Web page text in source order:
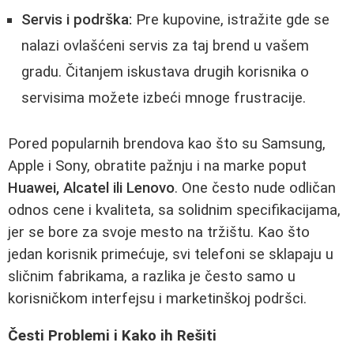
Servis i podrška: Pre kupovine, istražite gde se
nalazi ovlašćeni servis za taj brend u vašem
gradu. Čitanjem iskustava drugih korisnika o
servisima možete izbeći mnoge frustracije.
Pored popularnih brendova kao što su Samsung,
Apple i Sony, obratite pažnju i na marke poput
Huawei, Alcatel ili Lenovo. One često nude odličan
odnos cene i kvaliteta, sa solidnim specifikacijama,
jer se bore za svoje mesto na tržištu. Kao što
jedan korisnik primećuje, svi telefoni se sklapaju u
sličnim fabrikama, a razlika je često samo u
korisničkom interfejsu i marketinškoj podršci.
Česti Problemi i Kako ih Rešiti